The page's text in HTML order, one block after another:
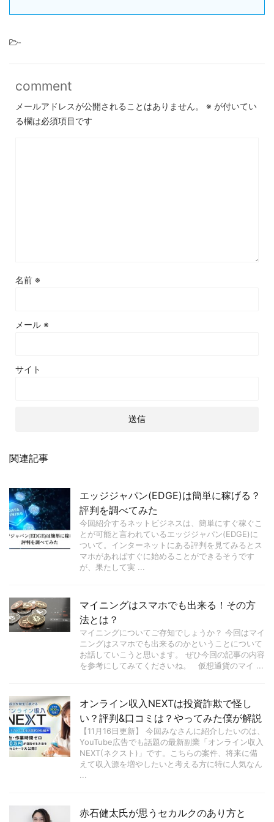
-
comment
メールアドレスが公開されることはありません。 ※ が付いてい
る欄は必須項目です
名前 ※
メール ※
サイト
関連記事
エッジジャパン(EDGE)は簡単に稼げる？
評判を調べてみた
今回紹介するネットビジネスは、簡単にすぐ稼ぐこ
とが可能と言われているエッジジャパン(EDGE)に
ついて。インターネットにある評判を見てみるとス
マホがあればすぐに始めることができるそうです
が、果たして実 ...
マイニングはスマホでも出来る！その方
法とは？
マイニングについてご存知でしょうか？ 今回はマイ
ニングはスマホでも出来るのかということについて
お話していこうと思います。 ぜひ今回の記事の内容
を参考にしてみてくださいね。 仮想通貨のマイ ...
オンライン収入NEXTは投資詐欺で怪し
い？評判&口コミは？やってみた僕が解説
【11月16日更新】 今回みなさんに紹介したいのは、
YouTube広告でも話題の最新副業「オンライン収入
NEXT(ネクスト)」です。こちらの案件、将来に備
えて収入源を増やしたいと考える方に特に人気なん
...
赤石健太氏が思うセカルクのあり方と